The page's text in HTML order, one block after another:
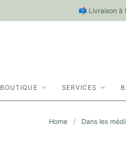
📫 Livraison
BOUTIQUE SERVICES
Home / Dans les